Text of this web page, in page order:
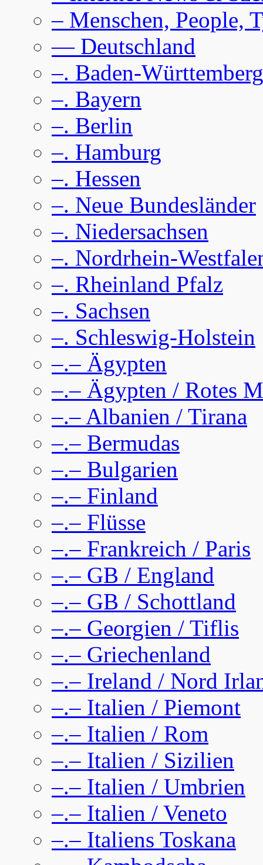
– Menschen, People,
— Deutschland
–. Baden-Württemberg
–. Bayern
–. Berlin
–. Hamburg
–. Hessen
–. Neue Bundesländer
–. Niedersachsen
–. Nordrhein-
–. Rheinland Pfalz
–. Sachsen
–. Schleswig-Holstein
–.– Ägypten
–.– Ägypten / Rotes
–.– Albanien / Tirana
–.– Bermudas
–.– Bulgarien
–.– Finland
–.– Flüsse
–.– Frankreich / Paris
–.– GB / England
–.– GB / Schottland
–.– Georgien / Tiflis
–.– Griechenland
–.– Ireland / Nord
–.– Italien / Piemont
–.– Italien / Rom
–.– Italien / Sizilien
–.– Italien / Umbrien
–.– Italien / Veneto
–.– Italiens Toskana